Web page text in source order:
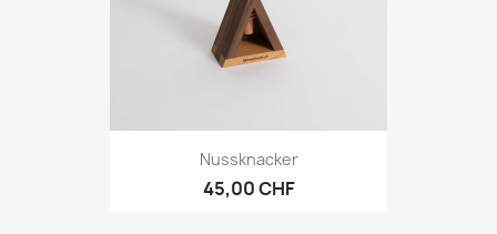
Nussknacker
45,00 CHF